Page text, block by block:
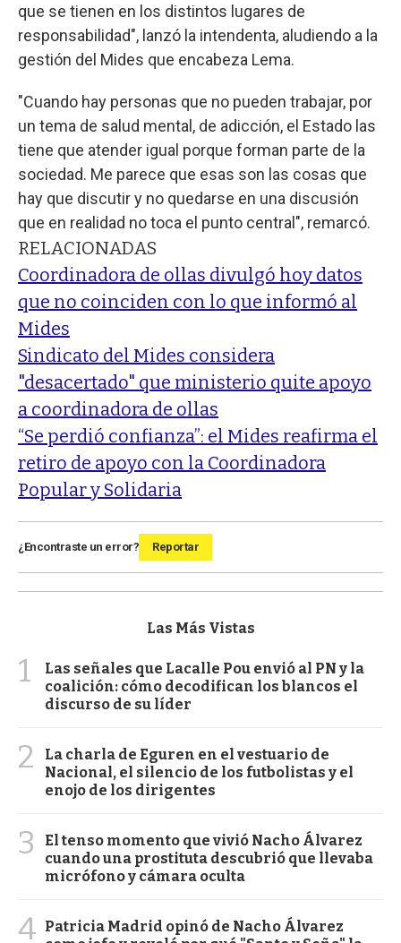
que se tienen en los distintos lugares de
responsabilidad", lanzó la intendenta, aludiendo a la
gestión del Mides que encabeza Lema.
"Cuando hay personas que no pueden trabajar, por
un tema de salud mental, de adicción, el Estado las
tiene que atender igual porque forman parte de la
sociedad. Me parece que esas son las cosas que
hay que discutir y no quedarse en una discusión
que en realidad no toca el punto central", remarcó.
RELACIONADAS
Coordinadora de ollas divulgó hoy datos
que no coinciden con lo que informó al
Mides
Sindicato del Mides considera
"desacertado" que ministerio quite apoyo
a coordinadora de ollas
“Se perdió confianza”: el Mides reafirma el
retiro de apoyo con la Coordinadora
Popular y Solidaria
¿Encontraste un error? Reportar
Las Más Vistas
1
Las señales que Lacalle Pou envió al PN y la
coalición: cómo decodifican los blancos el
discurso de su líder
2
La charla de Eguren en el vestuario de
Nacional, el silencio de los futbolistas y el
enojo de los dirigentes
3
El tenso momento que vivió Nacho Álvarez
cuando una prostituta descubrió que llevaba
micrófono y cámara oculta
4 Patricia Madrid opinó de Nacho Álvarez